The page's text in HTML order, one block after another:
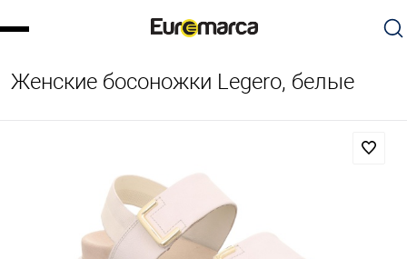
Женские босоножки Legero, белые